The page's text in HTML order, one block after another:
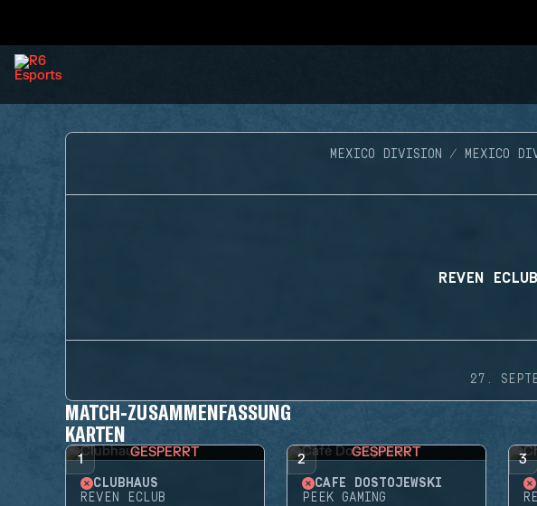
MEXICO DIVISION MEXICO
REVEN ECLUB
27.
MATCH-ZUSAMMENFASSUNG
KARTEN
1 GESPERRT
CLUBHAUS
REVEN ECLUB
2 GESPERRT
CAFÉ DOSTOJEWSKI
PEEK GAMING
3